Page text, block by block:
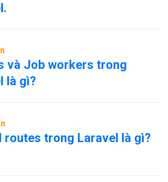
và Job workers trong
là gì?
routes trong Laravel là gì?